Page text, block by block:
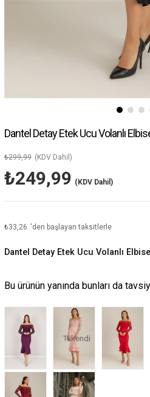
Dantel Detay Etek Ucu Volanlı
₺299,99 (KDV Dahil)
₺249,99 (KDV Dahil)
₺33,26 'den başlayan taksitlerle
Dantel Detay Etek Ucu Volanlı
Bu ürünün yanında bunları da
Tükendi